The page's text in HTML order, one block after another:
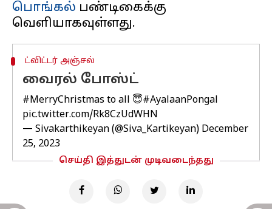
பொங்கல் பண்டிகைக்கு
ட்விட்டர் அஞ்சல்
வைரல் போஸ்ட்
#MerryChristmas to all 😇#AyalaanPongal
pic.twitter.com/Rk8CzUdWHN
— Sivakarthikeyan (@Siva_Kartikeyan) December
25, 2023
செய்தி இத்துடன் முடிவடைந்தது